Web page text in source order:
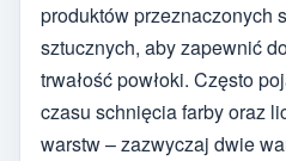
produktów przeznaczonych
sztucznych, aby zapewnić
trwałość powłoki. Często
czasu schnięcia farby oraz
warstw – zazwyczaj dwie